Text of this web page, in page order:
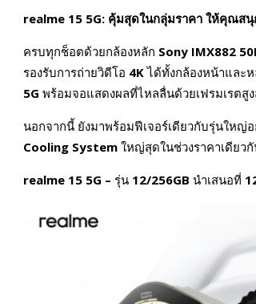
realme 15 5G: คุ้มสุดในกลุ่มราคา ให้คุณส
ครบทุกช็อตด้วยกล้องหลัก Sony IMX882
รองรับการถ่ายวิดีโอ 4Kได้ทั้งกล้องหน้าและ
5G พร้อมจอแสดงผลที่ไหลลื่นด้วยเฟรมเรตสู
นอกจากนี้ ยังมาพร้อมฟีเจอร์เดียวกับรุ่นใหญ่
Cooling System ใหญ่สุดในช่วงราคาเดียว
realme 15 5G – รุ่น 12/256GB นำเสนอที่